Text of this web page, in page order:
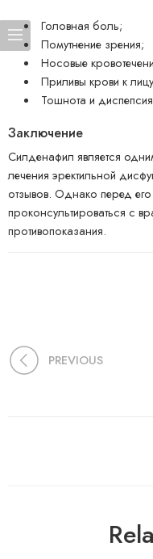
Головная боль;
Помутнение зрения;
Носовые
Приливы крови к
Тошнота и
Заключение
Силденафил является
лечения эректильной
отзывов. Однако перед
проконсультироваться с
противопоказания.
PREVIOUS